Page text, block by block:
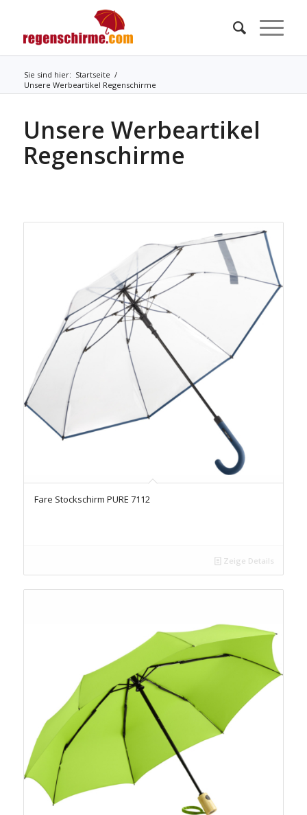
Sie sind hier: Startseite /
Unsere Werbeartikel Regenschirme
Unsere Werbeartikel
Regenschirme
Fare Stockschirm PURE 7112
Zeige Details